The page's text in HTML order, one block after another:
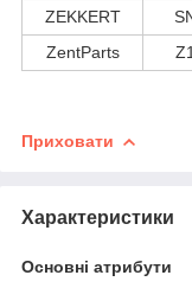
ZEKKERT
ZentParts
Приховати
Характеристики
Основні атрибути